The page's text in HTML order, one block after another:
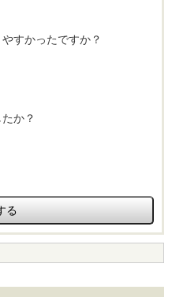
すかったですか？
か？